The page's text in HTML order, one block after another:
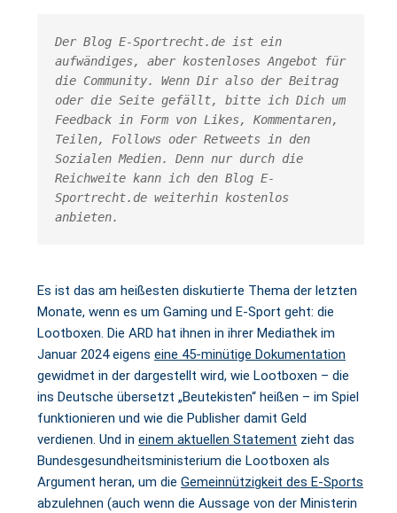
Der Blog E-Sportrecht.de ist ein
aufwändiges, aber kostenloses Angebot für
die Community. Wenn Dir also der Beitrag
oder die Seite gefällt, bitte ich Dich um
Feedback in Form von Likes, Kommentaren,
Teilen, Follows oder Retweets in den
Sozialen Medien. Denn nur durch die
Reichweite kann ich den Blog E-
Sportrecht.de weiterhin kostenlos
anbieten.
Es ist das am heißesten diskutierte Thema der letzten
Monate, wenn es um Gaming und E-Sport geht: die
Lootboxen. Die ARD hat ihnen in ihrer Mediathek im
Januar 2024 eigens eine 45-minütige Dokumentation
gewidmet in der dargestellt wird, wie Lootboxen – die
ins Deutsche übersetzt „Beutekisten“ heißen – im Spiel
funktionieren und wie die Publisher damit Geld
verdienen. Und in einem aktuellen Statement zieht das
Bundesgesundheitsministerium die Lootboxen als
Argument heran, um die Gemeinnützigkeit des E-Sports
abzulehnen (auch wenn die Aussage von der Ministerin